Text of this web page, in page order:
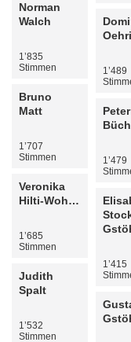
Norman
Walch
1’835
Stimmen
Bruno
Matt
1’707
Stimmen
Veronika
Hilti-Wohlwend
1’685
Stimmen
Judith
Spalt
1’532
Stimmen
Oehri
1’489
Peter
1’479
1’415